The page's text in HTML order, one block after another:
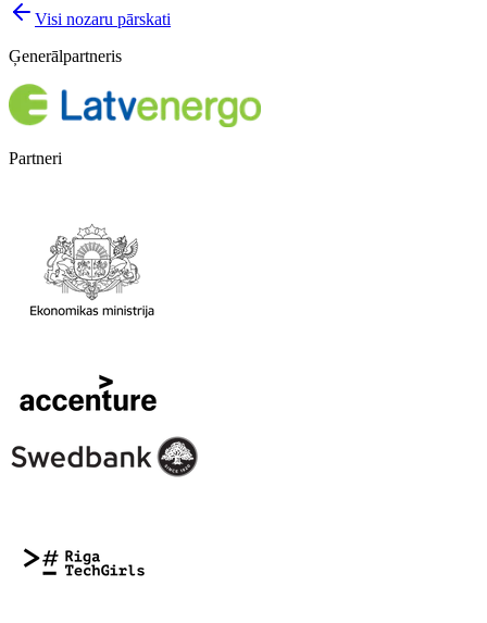
Visi nozaru pārskati
Ģenerālpartneris
Partneri